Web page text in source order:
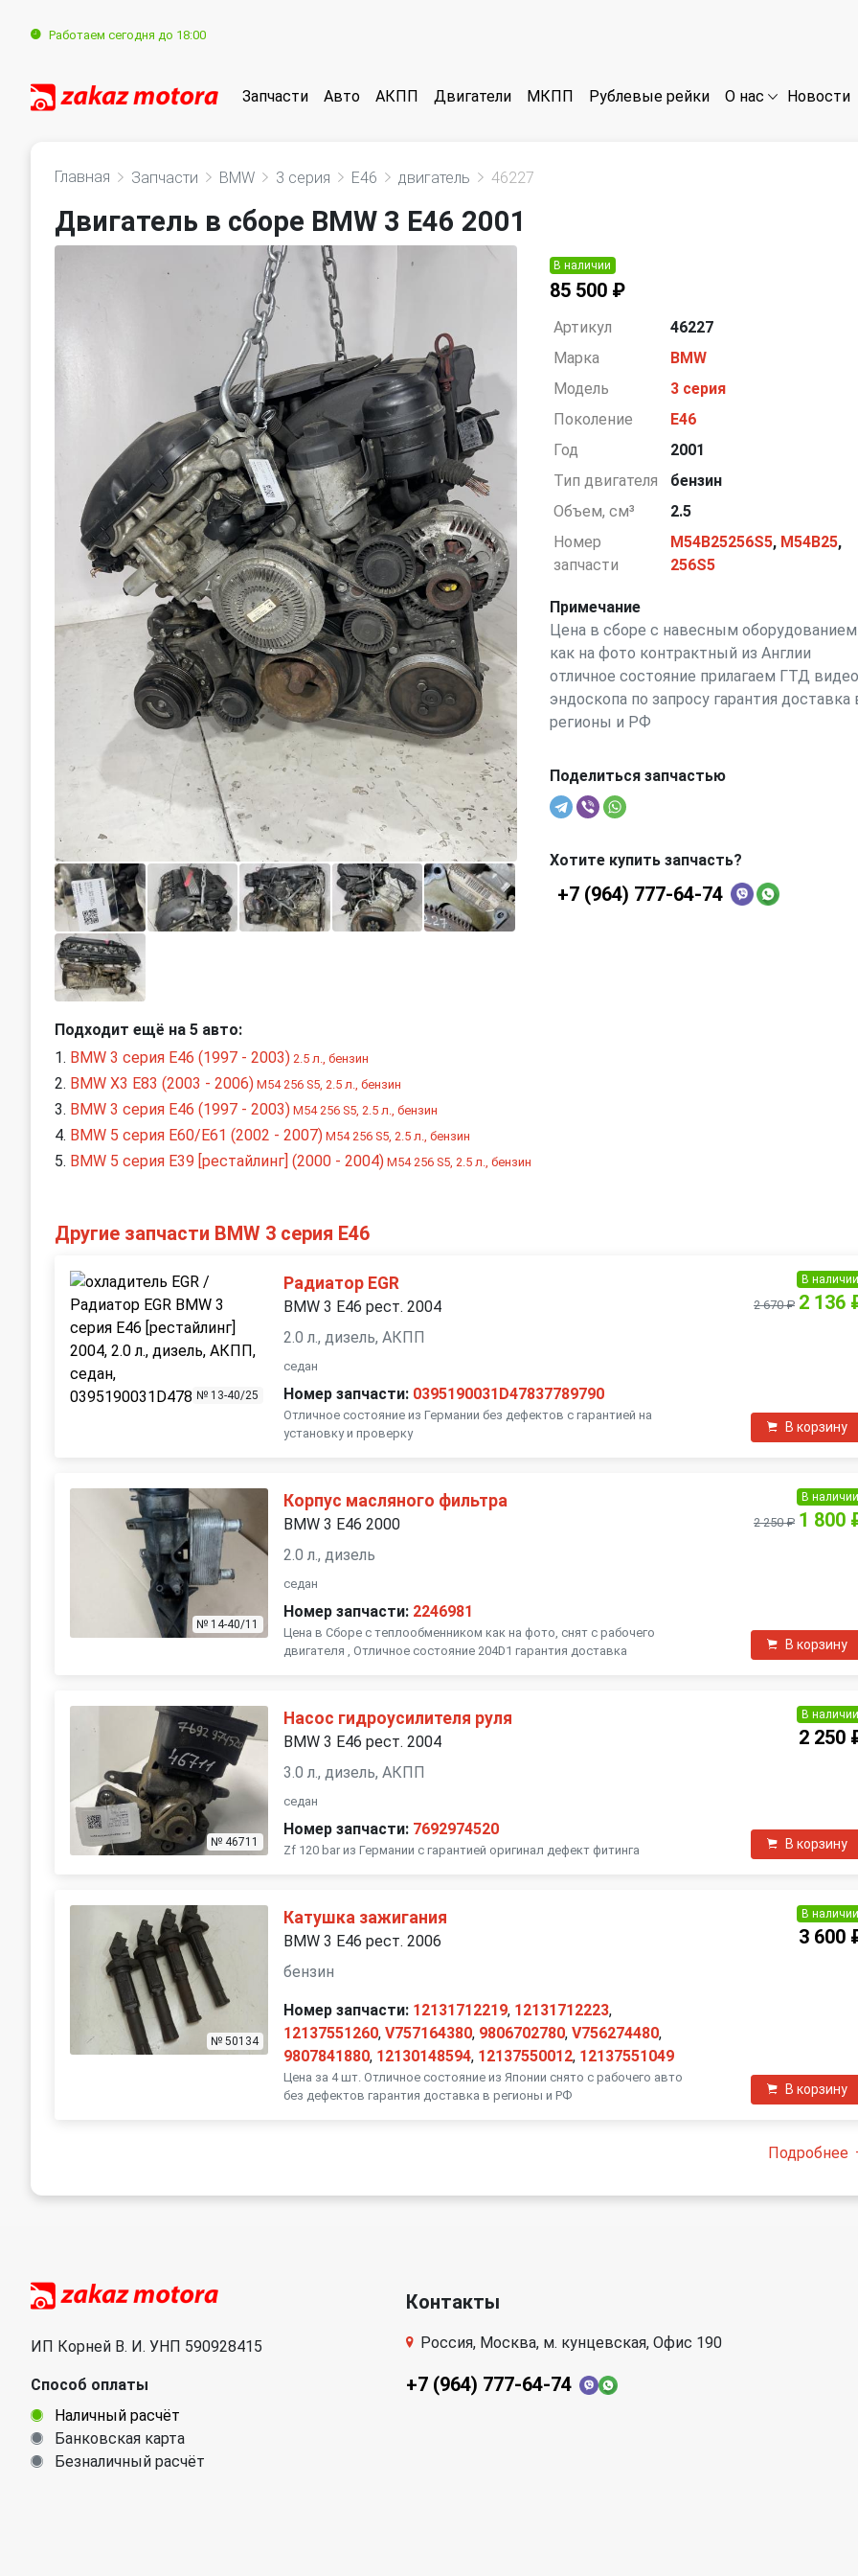
Работаем сегодня до 18:00
Запчасти Авто АКПП Двигатели МКПП Рублевые рейки О нас Новости
Главная Запчасти BMW 3 серия E46 двигатель 46227
Двигатель в сборе BMW 3 E46 2001
В наличии
85 500 ₽
Артикул
46227
Марка
BMW
Модель
3 серия
Поколение
E46
Год
2001
Тип двигателя
бензин
Объем, см³
2.5
Номер
запчасти
M54B25256S5, M54B25,
256S5
Примечание
Цена в сборе с навесным оборудованием
как на фото контрактный из Англии
отличное состояние прилагаем ГТД видео
эндоскопа по запросу гарантия доставка
регионы и РФ
Поделиться запчастью
Хотите купить запчасть?
+7 (964) 777-64-74
Подходит ещё на 5 авто:
BMW 3 серия E46 (1997 - 2003) 2.5 л., бензин
BMW X3 E83 (2003 - 2006) M54 256 S5, 2.5 л., бензин
BMW 3 серия E46 (1997 - 2003) M54 256 S5, 2.5 л., бензин
BMW 5 серия E60/E61 (2002 - 2007) M54 256 S5, 2.5 л., бензин
BMW 5 серия E39 [рестайлинг] (2000 - 2004) M54 256 S5, 2.5 л., бензин
Другие запчасти BMW 3 серия E46
№ 13-40/25
Радиатор EGR
BMW 3 E46 рест. 2004
2.0 л., дизель, АКПП
седан
Номер запчасти: 0395190031D47837789790
Отличное состояние из Германии без дефектов с гарантией на
установку и проверку
В
2 670 ₽ 2 136
В корзину
№ 14-40/11
Корпус масляного фильтра
BMW 3 E46 2000
2.0 л., дизель
седан
Номер запчасти: 2246981
Цена в Сборе с теплообменником как на фото, снят с рабочего
двигателя , Отличное состояние 204D1 гарантия доставка
В
2 250 ₽ 1 800
В корзину
№ 46711
Насос гидроусилителя руля
BMW 3 E46 рест. 2004
3.0 л., дизель, АКПП
седан
Номер запчасти: 7692974520
Zf 120 bar из Германии с гарантией оригинал дефект фитинга
В
2 250
В корзину
№ 50134
Катушка зажигания
BMW 3 E46 рест. 2006
бензин
Номер запчасти: 12131712219, 12131712223,
12137551260,V757164380, 9806702780,V756274480,
9807841880, 12130148594, 12137550012, 12137551049
Цена за 4 шт. Отличное состояние из Японии снято с рабочего авто
без дефектов гарантия доставка в регионы и РФ
В
3 600
В корзину
Подробнее
ИП Корней В. И. УНП 590928415
Способ оплаты
Наличный расчёт
Банковская карта
Безналичный расчёт
Контакты
Россия, Москва, м. кунцевская, Офис 190
+7 (964) 777-64-74